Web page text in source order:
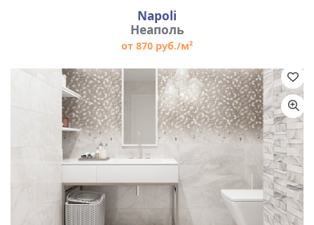
Napoli
Неаполь
от 870 руб./м²